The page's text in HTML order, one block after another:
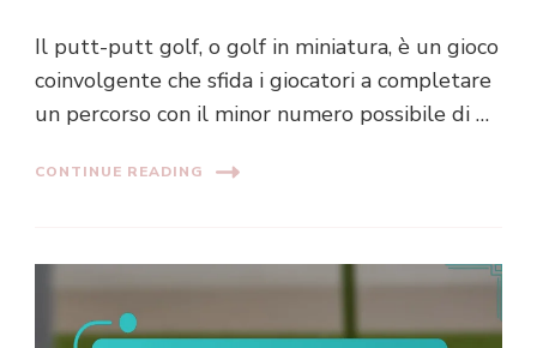
Il putt-putt golf, o golf in miniatura, è un gioco
coinvolgente che sfida i giocatori a completare
un percorso con il minor numero possibile di …
CONTINUE READING